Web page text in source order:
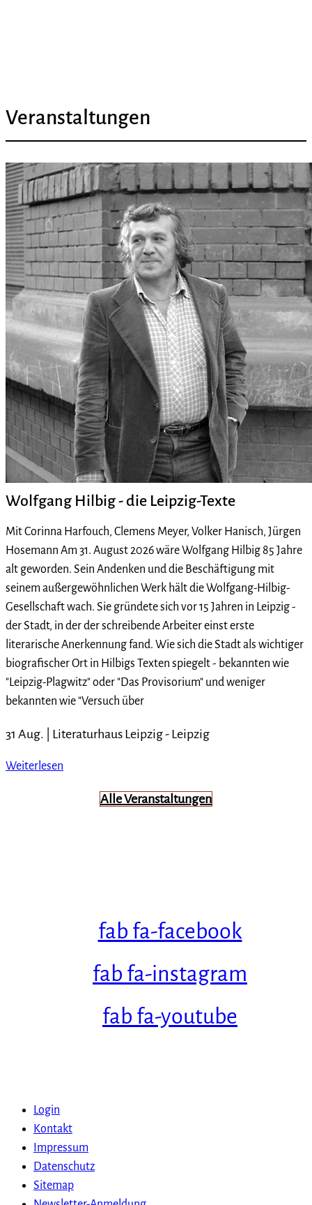
Veranstaltungen
Wolfgang Hilbig - die Leipzig-Texte
Mit Corinna Harfouch, Clemens Meyer, Volker Hanisch, Jürgen
Hosemann Am 31. August 2026 wäre Wolfgang Hilbig 85 Jahre
alt geworden. Sein Andenken und die Beschäftigung mit
seinem außergewöhnlichen Werk hält die Wolfgang-Hilbig-
Gesellschaft wach. Sie gründete sich vor 15 Jahren in Leipzig -
der Stadt, in der der schreibende Arbeiter einst erste
literarische Anerkennung fand. Wie sich die Stadt als wichtiger
biografischer Ort in Hilbigs Texten spiegelt - bekannten wie
"Leipzig-Plagwitz" oder "Das Provisorium" und weniger
bekannten wie "Versuch über
31 Aug. | Literaturhaus Leipzig- Leipzig
Weiterlesen
Alle Veranstaltungen
fab fa-facebook
fab fa-instagram
fab fa-youtube
Login
Kontakt
Impressum
Datenschutz
Sitemap